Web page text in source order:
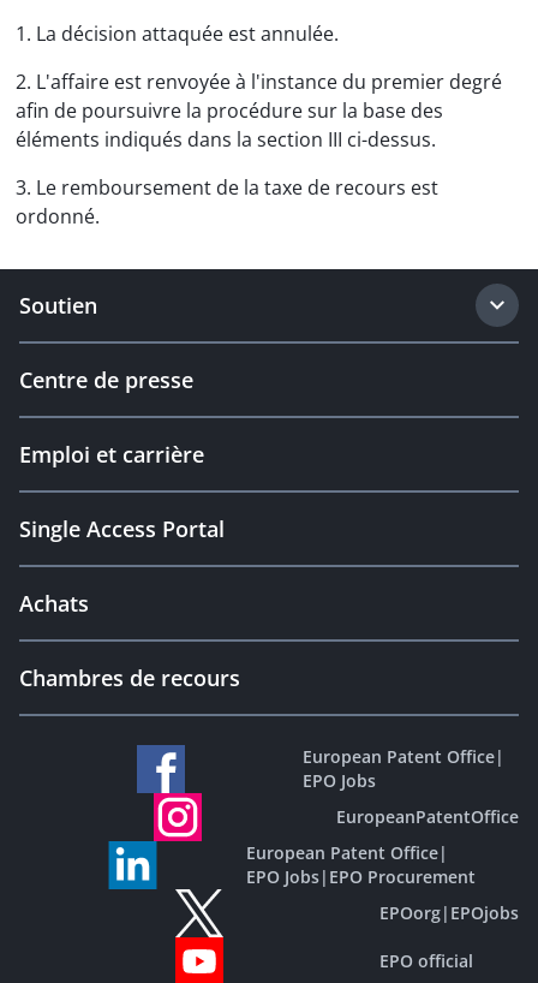
1. La décision attaquée est annulée.
2. L'affaire est renvoyée à l'instance du premier degré
afin de poursuivre la procédure sur la base des
éléments indiqués dans la section III ci-dessus.
3. Le remboursement de la taxe de recours est
ordonné.
Soutien
Centre de presse
Emploi et carrière
Single Access Portal
Achats
Chambres de recours
European Patent Office|
EPO Jobs
EuropeanPatentOffice
European Patent Office|
EPO Jobs| EPO Procurement
EPOorg| EPOjobs
EPO official